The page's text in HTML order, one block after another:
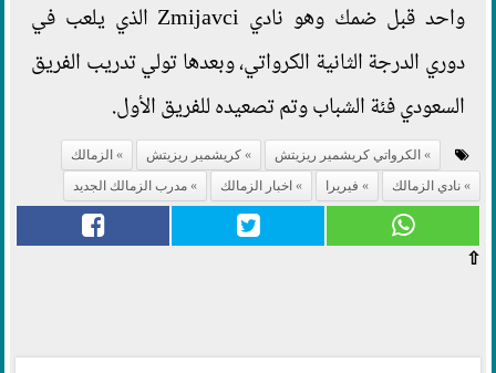
واحد قبل ضمك وهو نادي Zmijavci الذي يلعب في
دوري الدرجة الثانية الكرواتي، وبعدها تولي تدريب الفريق
السعودي فئة الشباب وتم تصعيده للفريق الأول.
الكرواتي كريشمير ريزيتش كريشمير ريزيتش
الزمالك
نادي الزمالك
فيريرا اخبار الزمالك مدرب الزمالك الجديد
⇧